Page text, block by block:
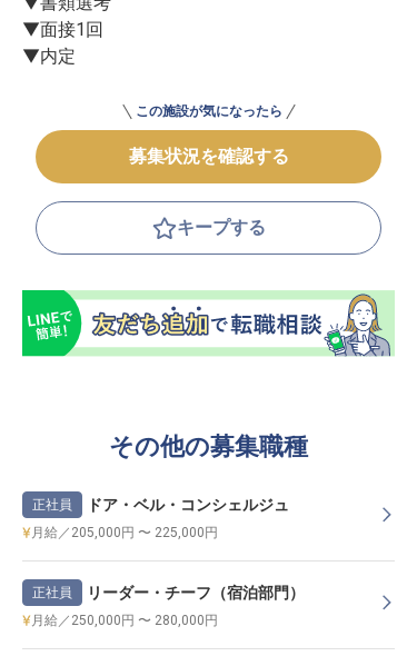
▼面接1回
▼内定
この施設が気になったら
募集状況を確認する
キープする
その他の募集職種
正社員 ドア・ベル・コンシェルジュ
月給／205,000円 〜 225,000円
正社員 リーダー・チーフ（宿泊部門）
月給／250,000円 〜 280,000円